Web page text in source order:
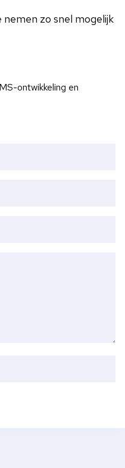
zo snel mogelijk
ontwikkeling en